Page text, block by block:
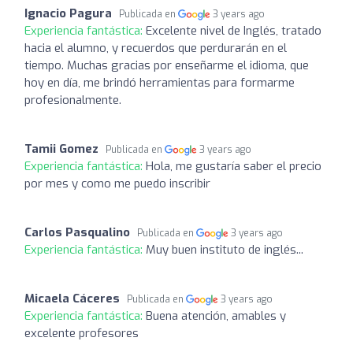
Ignacio Pagura Publicada en 3 years ago
Experiencia fantástica: Excelente nivel de Inglés, tratado
hacia el alumno, y recuerdos que perdurarán en el
tiempo. Muchas gracias por enseñarme el idioma, que
hoy en día, me brindó herramientas para formarme
profesionalmente.
Tamii Gomez Publicada en 3 years ago
Experiencia fantástica: Hola, me gustaría saber el precio
por mes y como me puedo inscribir
Carlos Pasqualino Publicada en 3 years ago
Experiencia fantástica: Muy buen instituto de inglés...
Micaela Cáceres Publicada en 3 years ago
Experiencia fantástica: Buena atención, amables y
excelente profesores